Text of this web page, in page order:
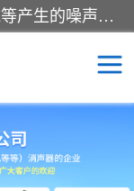
消音器主要用于降低机械设备或枪械等产生的噪声。它通过阻尼或增加排气面积来降低排气速度和功率，从而降低噪声。常见的消音器类型包括阻性消声器、抗性消声器、共振消声器以及阻抗复合式消声器等。这些消音器各有特点，适用于不同频率的噪声消除。